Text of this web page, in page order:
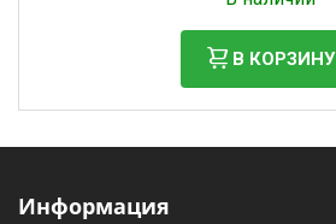
В КОРЗИНУ
Информация